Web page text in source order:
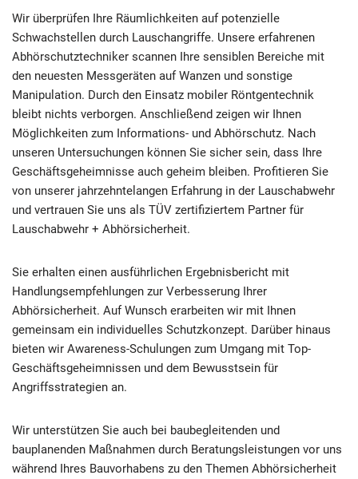
Wir überprüfen Ihre Räumlichkeiten auf potenzielle
Schwachstellen durch Lauschangriffe. Unsere erfahrenen
Abhörschutztechniker scannen Ihre sensiblen Bereiche mit
den neuesten Messgeräten auf Wanzen und sonstige
Manipulation. Durch den Einsatz mobiler Röntgentechnik
bleibt nichts verborgen. Anschließend zeigen wir Ihnen
Möglichkeiten zum Informations- und Abhörschutz. Nach
unseren Untersuchungen können Sie sicher sein, dass Ihre
Geschäftsgeheimnisse auch geheim bleiben. Profitieren Sie
von unserer jahrzehntelangen Erfahrung in der Lauschabwehr
und vertrauen Sie uns als TÜV zertifiziertem Partner für
Lauschabwehr + Abhörsicherheit.
Sie erhalten einen ausführlichen Ergebnisbericht mit
Handlungsempfehlungen zur Verbesserung Ihrer
Abhörsicherheit. Auf Wunsch erarbeiten wir mit Ihnen
gemeinsam ein individuelles Schutzkonzept. Darüber hinaus
bieten wir Awareness-Schulungen zum Umgang mit Top-
Geschäftsgeheimnissen und dem Bewusstsein für
Angriffsstrategien an.
Wir unterstützen Sie auch bei baubegleitenden und
bauplanenden Maßnahmen durch Beratungsleistungen vor uns
während Ihres Bauvorhabens zu den Themen Abhörsicherheit